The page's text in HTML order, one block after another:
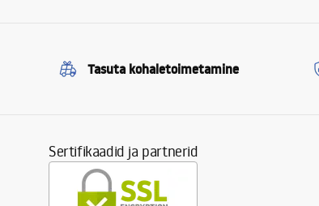
Tasuta kohaletoimetamine
Sertifikaadid ja partnerid